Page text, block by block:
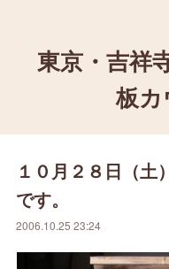
東京・吉祥
板カ
１０月２８日（土
です。
2006.10.25 23:24